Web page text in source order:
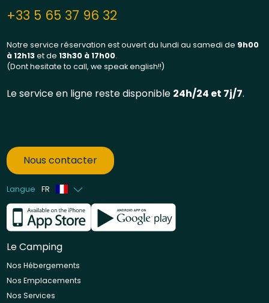
+33 5 65 37 96 32
Notre service réservation est ouvert du lundi au samedi de 9h00
à 12h13et de 13h30 à 17h00.
(Dont hesitate to call, we speak english!!)
Le service en ligne reste disponible 24h/24 et 7j/7.
Nous contacter
Langue FR
Anglais
Néerlandais
Le Camping
Nos Hébergements
Nos Emplacements
Nos Services